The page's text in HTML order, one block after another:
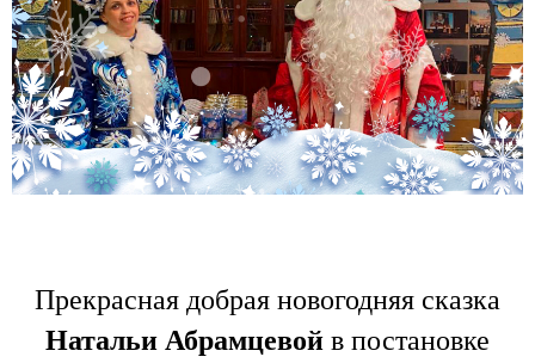
Прекрасная добрая новогодняя сказка
Натальи Абрамцевой в постановке